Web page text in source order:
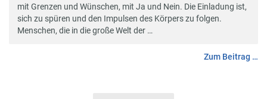
mit Grenzen und Wünschen, mit Ja und Nein. Die Einladung ist,
sich zu spüren und den Impulsen des Körpers zu folgen.
Menschen, die in die große Welt der …
Zum Beitrag …